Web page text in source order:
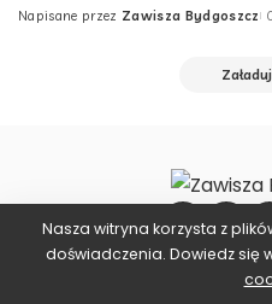
Napisane przez Zawisza Bydgoszcz
Nasza witryna korzysta z
doświadczenia. Dowiedz się